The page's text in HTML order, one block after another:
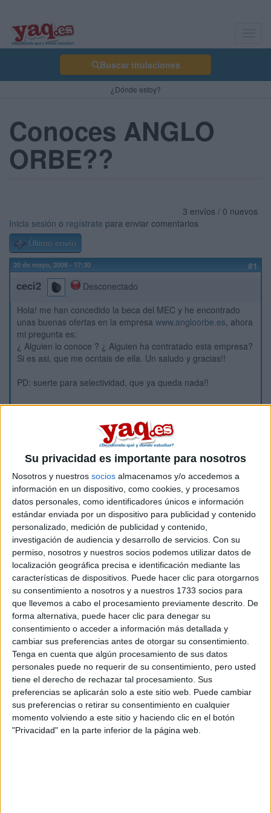
Su privacidad es importante para nosotros
Nosotros y nuestros socios almacenamos y/o accedemos a
información en un dispositivo, como cookies, y procesamos
datos personales, como identificadores únicos e información
estándar enviada por un dispositivo para publicidad y contenido
personalizado, medición de publicidad y contenido,
investigación de audiencia y desarrollo de servicios. Con su
permiso, nosotros y nuestros socios podemos utilizar datos de
localización geográfica precisa e identificación mediante las
características de dispositivos. Puede hacer clic para otorgarnos
su consentimiento a nosotros y a nuestros 1733 socios para
que llevemos a cabo el procesamiento previamente descrito. De
forma alternativa, puede hacer clic para denegar su
consentimiento o acceder a información más detallada y
cambiar sus preferencias antes de otorgar su consentimiento.
Tenga en cuenta que algún procesamiento de sus datos
personales puede no requerir de su consentimiento, pero usted
tiene el derecho de rechazar tal procesamiento. Sus
preferencias se aplicarán solo a este sitio web. Puede cambiar
sus preferencias o retirar su consentimiento en cualquier
momento volviendo a este sitio y haciendo clic en el botón
"Privacidad" en la parte inferior de la página web.
Buscar titulaciones
¿Dónde estoy?
Conoces ANGLO
ORBE??
3 envíos / 0 nuevos
Inicia sesión o regístrate para enviar comentarios
Último envío
20 de mayo, 2008 - 17:30 #1
ceci2
Desconectado
Hola! me han concedido la beca del MEC y he encontrado
unas buenas ofertas en la empresa www.angloorbe.es, ahora
mi pregunta es:
¿ Alguien lo conoce ? ¿ Alguien ha contratado esta empresa?
Si es asi, que me ocntais de ella. Un saludo y gracias!!
PD: suerte para selectividad, que ya queda nada!!
Etiquetas: Estudiar fuera - Idiomas